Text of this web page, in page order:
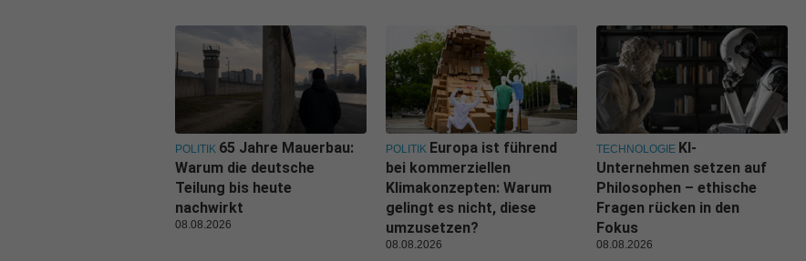
POLITIK 65 Jahre Mauerbau:
Warum die deutsche
Teilung bis heute
nachwirkt
08.08.2026
POLITIK Europa ist führend
bei kommerziellen
Klimakonzepten: Warum
gelingt es nicht, diese
umzusetzen?
08.08.2026
TECHNOLOGIE KI-
Unternehmen setzen auf
Philosophen – ethische
Fragen rücken in den
Fokus
08.08.2026